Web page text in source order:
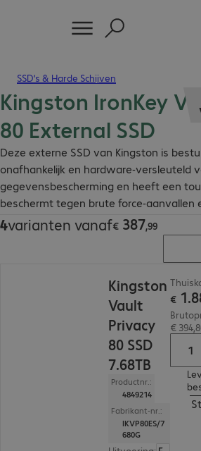
SSD’s & Harde Schijven
Kingston IronKey
80 External SSD
Deze externe SSD van Kingston is
onafhankelijk en hardware-versleuteld
gegevensbescherming en heeft een
beschermt tegen brute force-aanvallen
ondertekende firmware.
4varianten vanaf€ 387,99
€ 387,99
Kingston
Vault
Privacy
80 SSD
7.68TB
Productnr.:
4849214
Fabrikant-nr.:
IKVP80ES/7
680G
€ 1.
€